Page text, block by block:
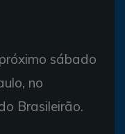
sábado
no
Brasileirão.